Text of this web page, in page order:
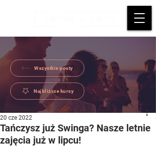
Wszystkie posty
Najbliższe kursy
Tańczysz już Swinga? Nasze letnie
zajęcia już w lipcu!
20 cze 2022